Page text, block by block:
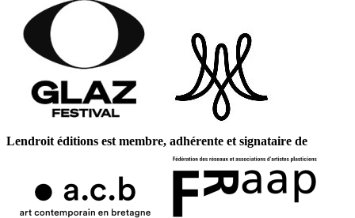
Lendroit éditions est membre, adhérente et signataire de